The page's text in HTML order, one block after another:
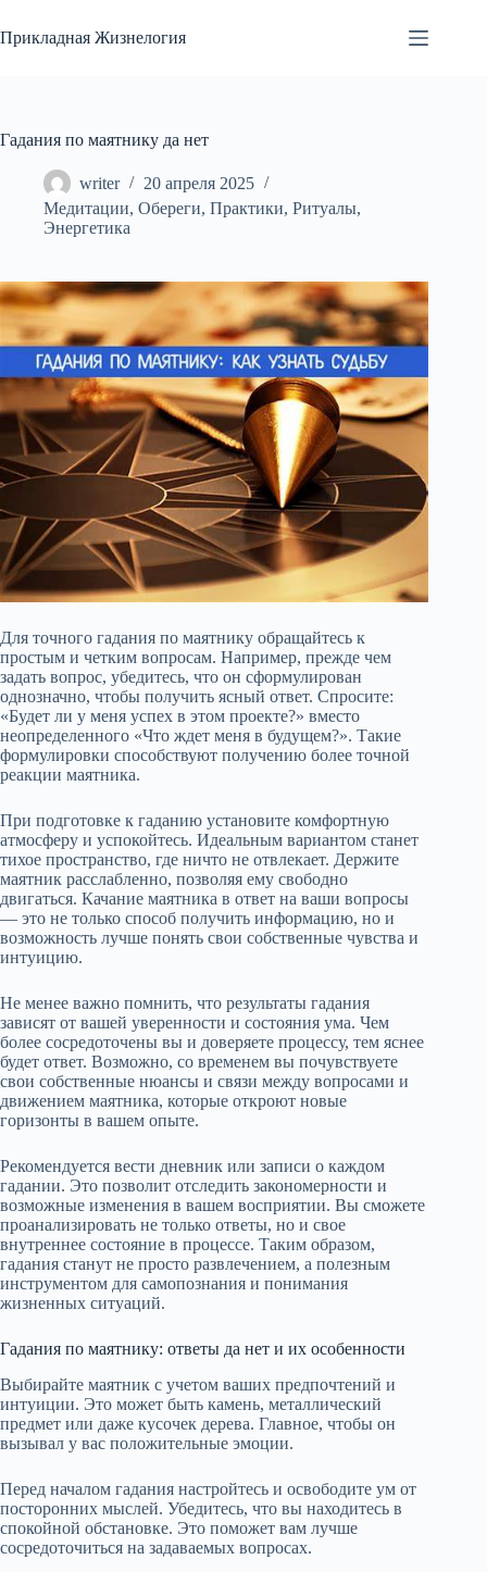
к
сути
Прикладная Жизнелогия
Гадания по маятнику да нет
writer
20 апреля 2025
Медитации, Обереги, Практики, Ритуалы,
Энергетика
Для точного гадания по маятнику обращайтесь к
простым и четким вопросам. Например, прежде чем
задать вопрос, убедитесь, что он сформулирован
однозначно, чтобы получить ясный ответ. Спросите:
«Будет ли у меня успех в этом проекте?» вместо
неопределенного «Что ждет меня в будущем?». Такие
формулировки способствуют получению более точной
реакции маятника.
При подготовке к гаданию установите комфортную
атмосферу и успокойтесь. Идеальным вариантом станет
тихое пространство, где ничто не отвлекает. Держите
маятник расслабленно, позволяя ему свободно
двигаться. Качание маятника в ответ на ваши вопросы
— это не только способ получить информацию, но и
возможность лучше понять свои собственные чувства и
интуицию.
Не менее важно помнить, что результаты гадания
зависят от вашей уверенности и состояния ума. Чем
более сосредоточены вы и доверяете процессу, тем яснее
будет ответ. Возможно, со временем вы почувствуете
свои собственные нюансы и связи между вопросами и
движением маятника, которые откроют новые
горизонты в вашем опыте.
Рекомендуется вести дневник или записи о каждом
гадании. Это позволит отследить закономерности и
возможные изменения в вашем восприятии. Вы сможете
проанализировать не только ответы, но и свое
внутреннее состояние в процессе. Таким образом,
гадания станут не просто развлечением, а полезным
инструментом для самопознания и понимания
жизненных ситуаций.
Гадания по маятнику: ответы да нет и их особенности
Выбирайте маятник с учетом ваших предпочтений и
интуиции. Это может быть камень, металлический
предмет или даже кусочек дерева. Главное, чтобы он
вызывал у вас положительные эмоции.
Перед началом гадания настройтесь и освободите ум от
посторонних мыслей. Убедитесь, что вы находитесь в
спокойной обстановке. Это поможет вам лучше
сосредоточиться на задаваемых вопросах.